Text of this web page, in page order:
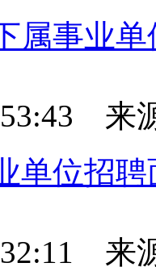
属事业
来
单位招
来